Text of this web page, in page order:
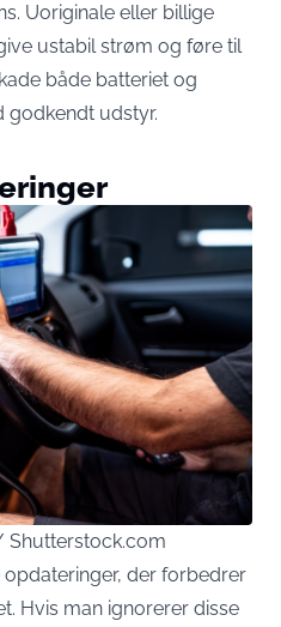
Uoriginale eller billige
ustabil strøm og føre til
både batteriet og
godkendt udstyr.
Shutterstock.com
der forbedrer
Hvis man ignorerer disse